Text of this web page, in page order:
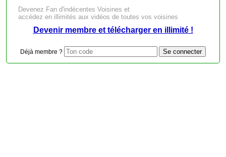
Devenez Fan d'indécentes Voisines et
accédez en illimités aux vidéos de toutes vos voisines
Devenir membre et télécharger en illimité !
Déjà membre ?